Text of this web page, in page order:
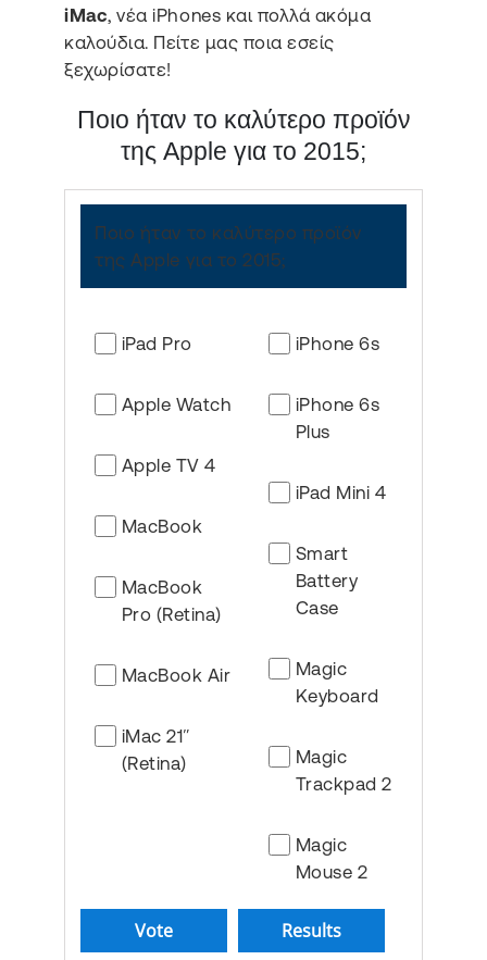
iMac, νέα iPhones και πολλά ακόμα
καλούδια. Πείτε μας ποια εσείς
ξεχωρίσατε!
Ποιο ήταν το καλύτερο προϊόν
της Apple για το 2015;
Ποιο ήταν το καλύτερο προϊόν
της Apple για το 2015;
iPad Pro
Apple Watch
Apple TV 4
MacBook
MacBook
Pro (Retina)
MacBook Air
iMac 21″
(Retina)
iPhone 6s
iPhone 6s
Plus
iPad Mini 4
Smart
Battery
Case
Magic
Keyboard
Magic
Trackpad 2
Magic
Mouse 2